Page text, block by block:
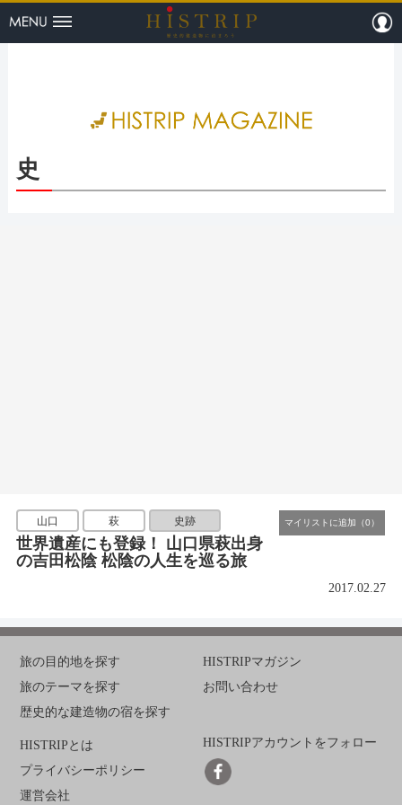
HISTRIP（
史
山口 萩 史跡
世界遺産にも登録！ 山口県萩出身
の吉田松陰 松陰の人生を巡る旅
2017.02.27
旅の目的地を探す
旅のテーマを探す
歴史的な建造物の宿を探す
HISTRIPマガジン
お問い合わせ
HISTRIPとは
プライバシーポリシー
運営会社
HISTRIPアカウントをフォロー